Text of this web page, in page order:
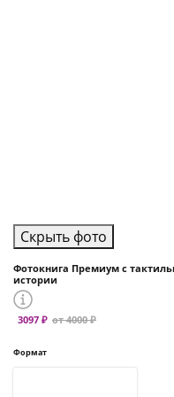
Скрыть фото
Фотокнига Премиум с
истории
3097 ₽ от 4000 ₽
Формат